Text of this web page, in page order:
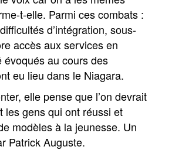
t-elle. Parmi ces combats :
d’intégration, sous-
accès aux services en
évoqués au cours des
eu lieu dans le Niagara.
elle pense que l’on devrait
les gens qui ont réussi et
modèles à la jeunesse. Un
Patrick Auguste.